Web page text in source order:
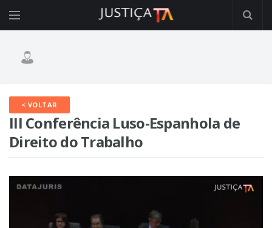
< VOLTAR
III Conferência Luso-Espanhola de
Direito do Trabalho